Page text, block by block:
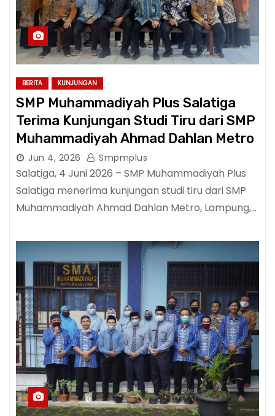
BERITA KUNJUNGAN
SMP Muhammadiyah Plus Salatiga
Terima Kunjungan Studi Tiru dari SMP
Muhammadiyah Ahmad Dahlan Metro
Jun 4, 2026 Smpmplus
Salatiga, 4 Juni 2026 – SMP Muhammadiyah Plus
Salatiga menerima kunjungan studi tiru dari SMP
Muhammadiyah Ahmad Dahlan Metro, Lampung,…